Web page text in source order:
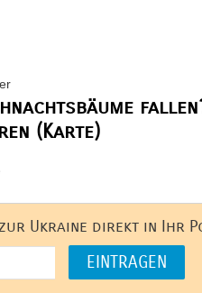
(Karte)
Ukraine direkt in Ihr